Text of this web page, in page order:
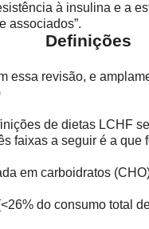
à insulina e a
associados”.
Definições
essa revisão, e
de dietas LCHF
faixas a seguir é a que
em carboidratos
do consumo total